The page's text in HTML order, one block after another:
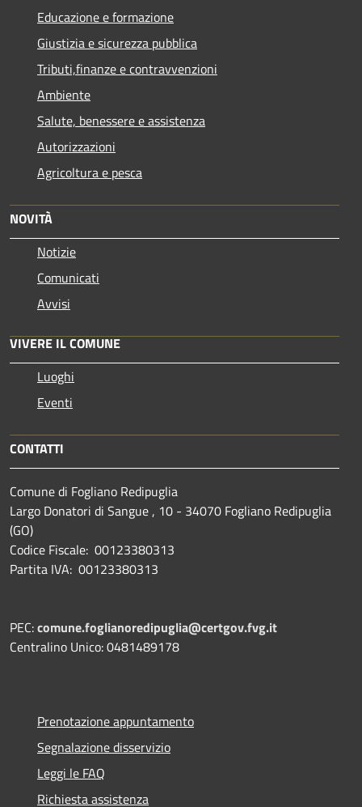
Educazione e formazione
Giustizia e sicurezza pubblica
Tributi,finanze e contravvenzioni
Ambiente
Salute, benessere e assistenza
Autorizzazioni
Agricoltura e pesca
NOVITÀ
Notizie
Comunicati
Avvisi
VIVERE IL COMUNE
Luoghi
Eventi
CONTATTI
Comune di Fogliano Redipuglia
Largo Donatori di Sangue , 10 - 34070 Fogliano Redipuglia
(GO)
Codice Fiscale: 00123380313
Partita IVA: 00123380313
PEC:comune.foglianoredipuglia@certgov.fvg.it
Centralino Unico: 0481489178
Prenotazione appuntamento
Segnalazione disservizio
Leggi le FAQ
Richiesta assistenza